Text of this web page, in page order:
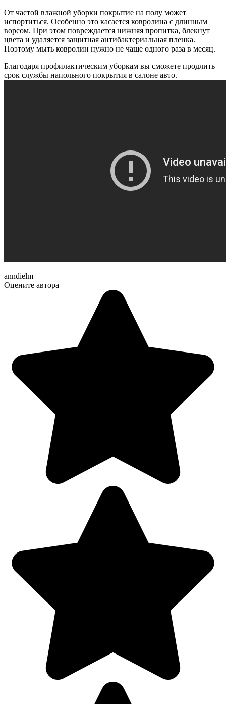
От частой влажной уборки покрытие на полу может
испортиться. Особенно это касается ковролина с длинным
ворсом. При этом повреждается нижняя пропитка, блекнут
цвета и удаляется защитная антибактериальная пленка.
Поэтому мыть ковролин нужно не чаще одного раза в месяц.
Благодаря профилактическим уборкам вы сможете продлить
срок службы напольного покрытия в салоне авто.
anndielm
Оцените автора